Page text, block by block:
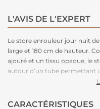
L'AVIS DE L'EXPERT
Le store enrouleur jour nuit
large et 180 cm de hauteur.
ajouré et un tissu opaque, le
autour d’un tube permettant
Superposition du voile sur
luminosité.
CARACTÉRISTIQUES